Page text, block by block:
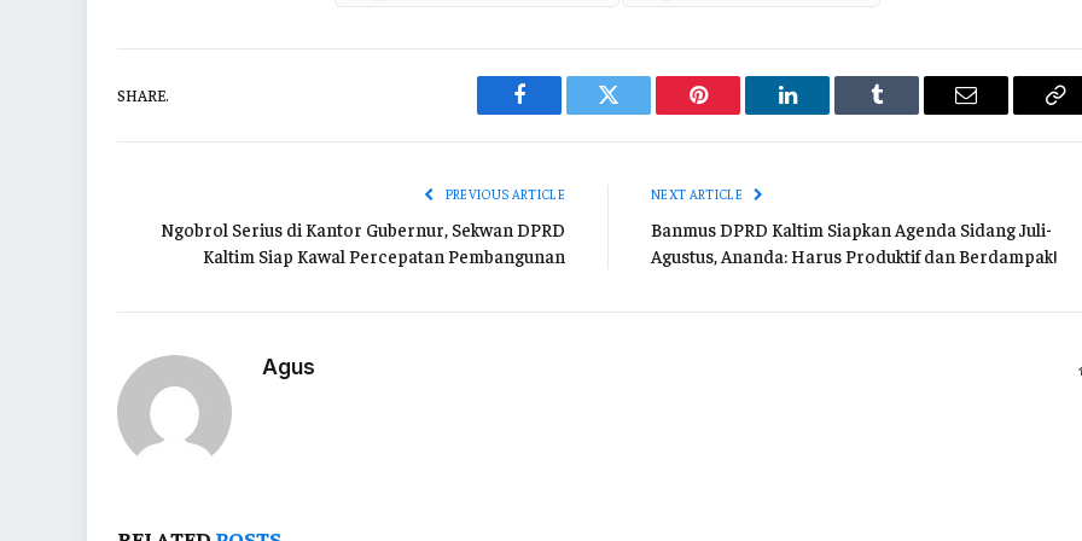
SHARE.
Facebook Twitter Pinterest LinkedIn Tumblr Email
PREVIOUS ARTICLE
Ngobrol Serius di Kantor Gubernur, Sekwan DPRD
Kaltim Siap Kawal Percepatan Pembangunan
NEXT ARTICLE
Banmus DPRD Kaltim Siapkan Agenda Sidang Juli-
Agustus, Ananda: Harus Produktif dan Berdampak!
Agus